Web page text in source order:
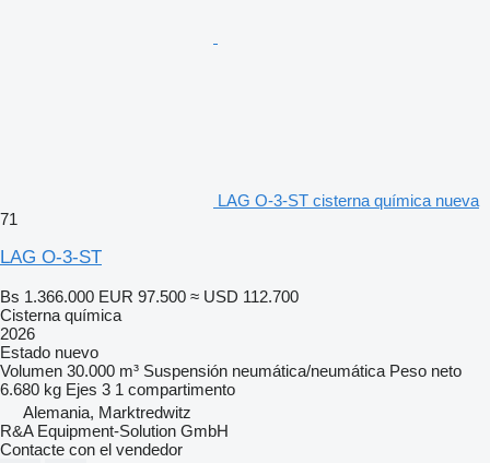
LAG O-3-ST cisterna química nueva
71
LAG O-3-ST
Bs 1.366.000 EUR 97.500 ≈ USD 112.700
Cisterna química
2026
Estado nuevo
Volumen 30.000 m³ Suspensión neumática/neumática Peso neto
6.680 kg Ejes 3 1 compartimento
Alemania, Marktredwitz
R&A Equipment-Solution GmbH
Contacte con el vendedor